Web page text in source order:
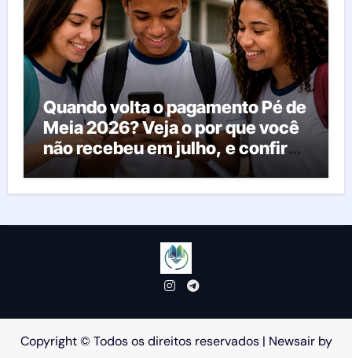
Quando volta o pagamento Pé de
Meia 2026? Veja o por que você
não recebeu em julho, e confira
o calendário oficial
Copyright © Todos os direitos reservados | Newsairby